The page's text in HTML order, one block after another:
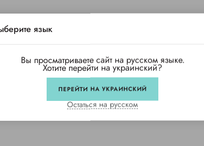
язык
Вы просматриваете сайт на русском языке.
Хотите перейти на украинский?
ПЕРЕЙТИ НА УКРАИНСКИЙ
Остаться на русском